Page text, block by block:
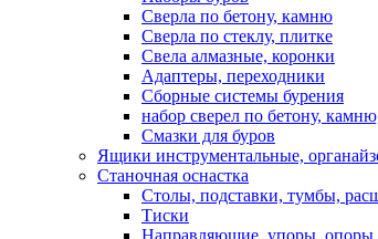
Сверла по бетону, камню
Сверла по стеклу, плитке
Свела алмазные, коронки
Адаптеры, переходники
Сборные системы бурения
набор сверел по бетону,
Смазки для буров
Ящики инструментальные,
Станочная оснастка
Столы, подставки, тумбы,
Тиски
Направляющие, упоры, опоры